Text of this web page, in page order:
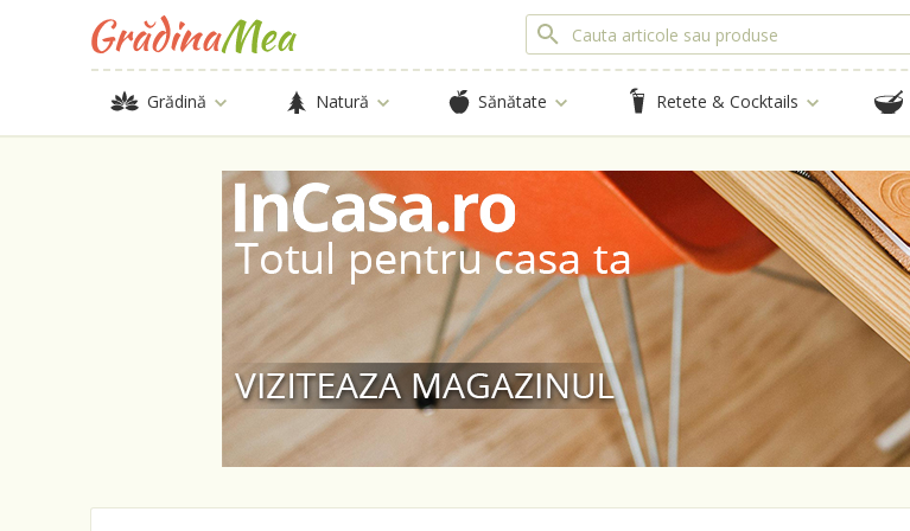
Grădină Natură Sănătate Retete & Cocktails